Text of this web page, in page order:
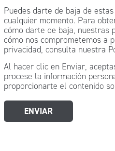
Puedes darte de baja de
cualquier momento. Para
cómo darte de baja, nuestras
cómo nos comprometemos a
privacidad, consulta nuestra
Al hacer clic en Enviar,
procese la información
proporcionarte el contenido